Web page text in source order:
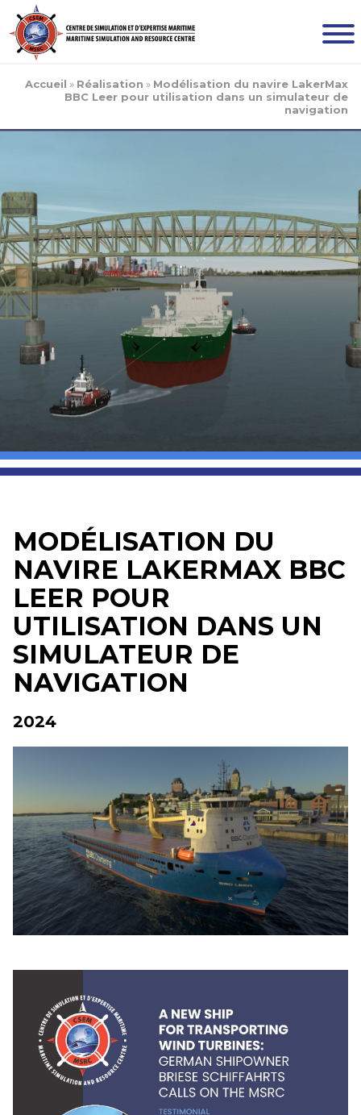
Accueil » Réalisation » Modélisation du navire LakerMax
BBC Leer pour utilisation dans un simulateur de
navigation
MODÉLISATION DU
NAVIRE LAKERMAX BBC
LEER POUR
UTILISATION DANS UN
SIMULATEUR DE
NAVIGATION
2024